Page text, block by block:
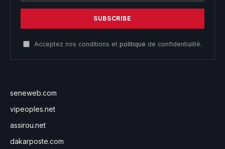
Acceptez nos conditions et politique de confidentialité.
seneweb.com
vipeoples.net
assirou.net
dakarposte.com